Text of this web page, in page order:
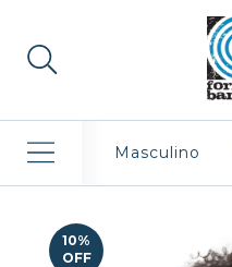
Masculino
10%
OFF